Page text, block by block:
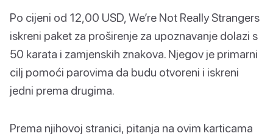
Po cijeni od 12,00 USD, We’re Not Really Strangers
iskreni paket za proširenje za upoznavanje dolazi s
50 karata i zamjenskih znakova. Njegov je primarni
cilj pomoći parovima da budu otvoreni i iskreni
jedni prema drugima.
Prema njihovoj stranici, pitanja na ovim karticama